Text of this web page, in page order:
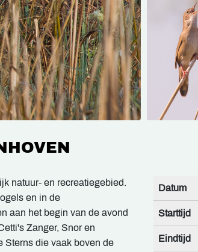
natuur- en recreatiegebied.
en in de
aan het begin van de avond
Zanger, Snor en
Sterns die vaak boven de
Datum
Starttijd
Eindtijd